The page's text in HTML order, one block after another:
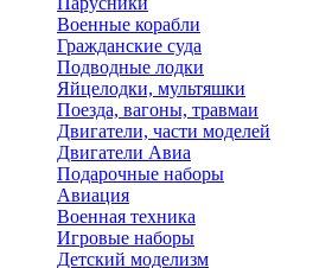
Военные корабли
Гражданские суда
Подводные лодки
Яйцелодки, мультяшки
Поезда, вагоны, травмаи
Двигатели, части моделей
Двигатели Авиа
Подарочные наборы
Авиация
Военная техника
Игровые наборы
Детский моделизм